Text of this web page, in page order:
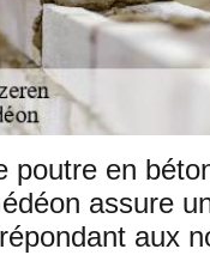
poutre en
assure
aux